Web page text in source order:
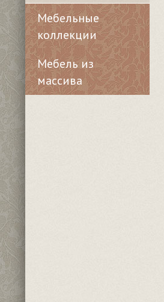
Мебельные
коллекции
Мебель из
массива